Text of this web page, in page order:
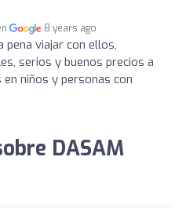
8 years ago
pena viajar con ellos,
serios y buenos precios a
niños y personas con
DASAM